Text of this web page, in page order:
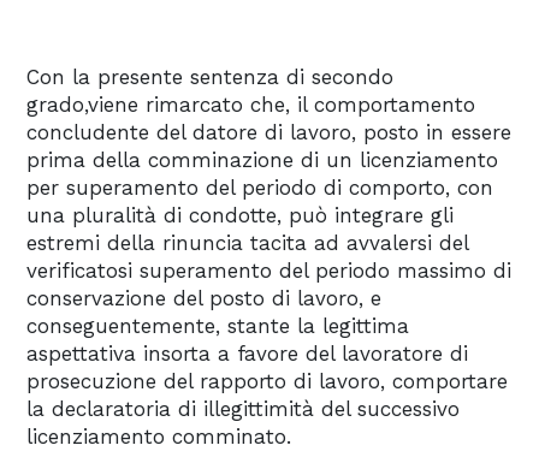
Con la presente sentenza di secondo
grado,viene rimarcato che, il comportamento
concludente del datore di lavoro, posto in essere
prima della comminazione di un licenziamento
per superamento del periodo di comporto, con
una pluralità di condotte, può integrare gli
estremi della rinuncia tacita ad avvalersi del
verificatosi superamento del periodo massimo di
conservazione del posto di lavoro, e
conseguentemente, stante la legittima
aspettativa insorta a favore del lavoratore di
prosecuzione del rapporto di lavoro, comportare
la declaratoria di illegittimità del successivo
licenziamento comminato.